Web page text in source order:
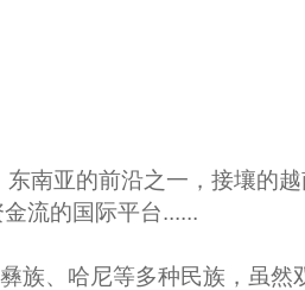
南亚的前沿之一，接壤的越
流的国际平台......
、哈尼等多种民族，虽然